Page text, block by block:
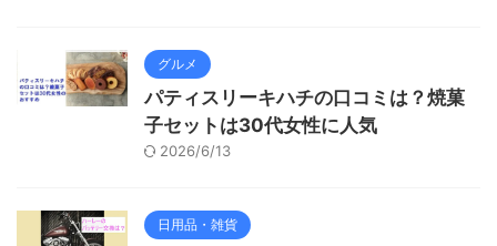
グルメ
パティスリーキハチの口コミは？焼菓
子セットは30代女性に人気
2026/6/13
日用品・雑貨